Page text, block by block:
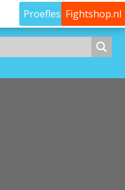
Proefles Fightshop.nl